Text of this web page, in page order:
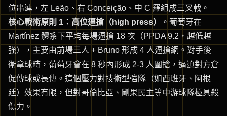
位串連，左 Leão、右 Conceição、中 C 羅組成三叉戟。
核心戰術原則 1：高位逼搶（high press）
。葡萄牙在
Martínez 體系下平均每場逼搶 18 次（PPDA 9.2，越低越
強），主要由前場三人 + Bruno 形成 4 人逼搶網。對手後
衛拿球時，葡萄牙會在 8 秒內形成 2-3 人圍搶，逼迫對方倉
促傳球或長傳。這個壓力對技術型強隊（如西班牙、阿根
廷）效果有限，但對哥倫比亞、剛果民主等中游球隊極具殺
傷力。